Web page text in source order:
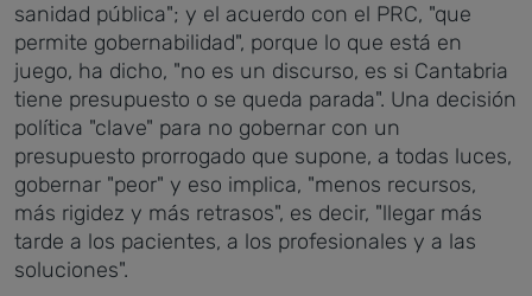
sanidad pública"; y el acuerdo con el PRC, "que
permite gobernabilidad", porque lo que está en
juego, ha dicho, "no es un discurso, es si Cantabria
tiene presupuesto o se queda parada". Una decisión
política "clave" para no gobernar con un
presupuesto prorrogado que supone, a todas luces,
gobernar "peor" y eso implica, "menos recursos,
más rigidez y más retrasos", es decir, "llegar más
tarde a los pacientes, a los profesionales y a las
soluciones".